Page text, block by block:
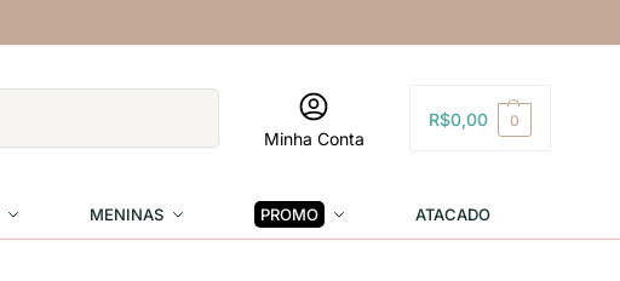
Minha Conta
R$0,00 0
MENINAS PROMO ATACADO